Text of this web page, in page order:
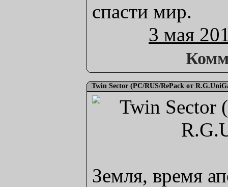
спасти мир.
3 мая
Twin Sector (PC/RUS/RePack от
Земля, время